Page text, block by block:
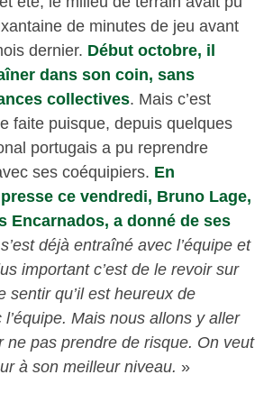
de minutes de jeu avant
dernier. Début octobre, il
dans son coin, sans
collectives. Mais c’est
faite puisque, depuis quelques
portugais a pu reprendre
ses coéquipiers. En
ce vendredi, Bruno Lage,
Encarnados, a donné de ses
déjà entraîné avec l’équipe et
important c’est de le revoir sur
sentir qu’il est heureux de
l’équipe. Mais nous allons y aller
ne pas prendre de risque. On veut
à son meilleur niveau. »